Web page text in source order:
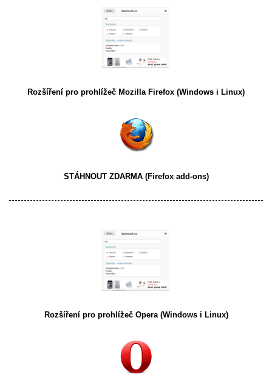
Rozšíření pro prohlížeč Mozilla Firefox (Windows i Linux)
STÁHNOUT ZDARMA(Firefox add-ons)
Rozšíření pro prohlížeč Opera(Windows i Linux)